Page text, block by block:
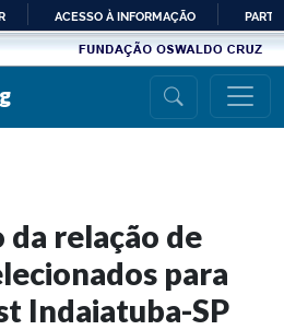
PARA
ACESSO À INFORMAÇÃO
da relação de
para
Indaiatuba-SP